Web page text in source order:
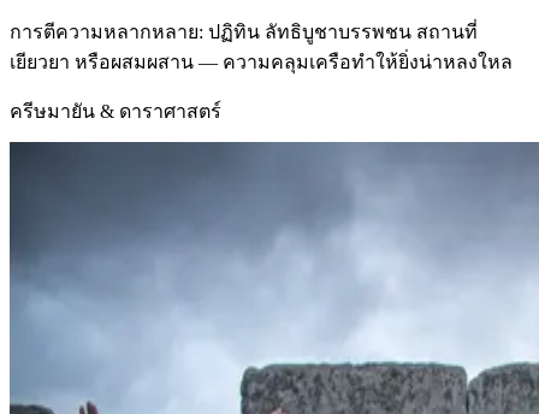
การตีความหลากหลาย: ปฏิทิน ลัทธิบูชาบรรพชน สถานที่
เยียวยา หรือผสมผสาน — ความคลุมเครือทำให้ยิ่งน่าหลงใหล
ครีษมายัน & ดาราศาสตร์